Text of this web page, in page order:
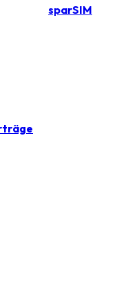
sparSIM